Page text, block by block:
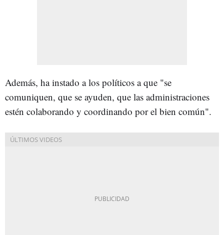
Además, ha instado a los políticos a que "se
comuniquen, que se ayuden, que las administraciones
estén colaborando y coordinando por el bien común".